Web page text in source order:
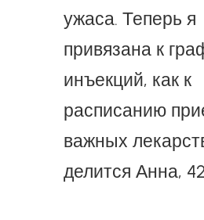
ужаса. Теперь я
привязана к
инъекций, как к
расписанию
важных
делится Анна,